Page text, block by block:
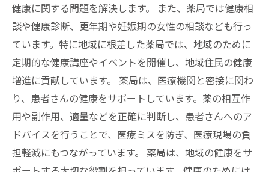
健康に関する問題を解決します。 また、薬局では健康相
談や健康診断、更年期や妊娠期の女性の相談なども行っ
ています。特に地域に根差した薬局では、地域のために
定期的な健康講座やイベントを開催し、地域住民の健康
増進に貢献しています。 薬局は、医療機関と密接に関わ
り、患者さんの健康をサポートしています。薬の相互作
用や副作用、適量などを正確に判断し、患者さんへのア
ドバイスを行うことで、医療ミスを防ぎ、医療現場の負
担軽減にもつながっています。 薬局は、地域の健康をサ